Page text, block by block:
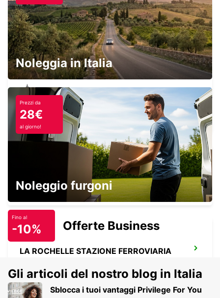
LESPARRE-MEDOC
LESPARRE-MEDOC - FRANCE
JONZAC
ST MARTIAL DE VITATERNE - FRANCE
SURGERES
SURGERES - FRANCE
LA ROCHELLE STAZIONE FERROVIARIA
Noleggia in Italia
Prezzi da
28€
al giorno!
Noleggio furgoni
Fino al
-10% Offerte Business
Gli articoli del nostro blog in Italia
Sblocca i tuoi vantaggi Privilege For You